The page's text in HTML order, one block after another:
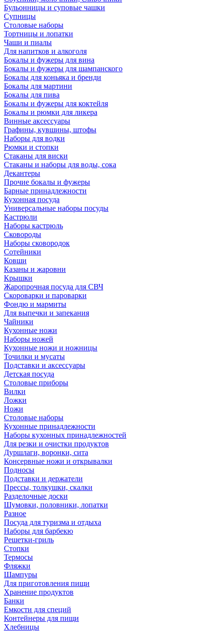
Бульонницы и суповые чашки
Супницы
Столовые наборы
Тортницы и лопатки
Чаши и пиалы
Для напитков и алкоголя
Бокалы и фужеры для вина
Бокалы и фужеры для шампанского
Бокалы для коньяка и бренди
Бокалы для мартини
Бокалы для пива
Бокалы и фужеры для коктейля
Бокалы и рюмки для ликера
Винные аксессуары
Графины, кувшины, штофы
Наборы для водки
Рюмки и стопки
Стаканы для виски
Стаканы и наборы для воды, сока
Декантеры
Прочие бокалы и фужеры
Барные принадлежности
Кухонная посуда
Универсальные наборы посуды
Кастрюли
Наборы кастрюль
Сковороды
Наборы сковородок
Сотейники
Ковши
Казаны и жаровни
Крышки
Жаропрочная посуда для СВЧ
Скороварки и пароварки
Фондю и мармиты
Для выпечки и запекания
Чайники
Кухонные ножи
Наборы ножей
Кухонные ножи и ножницы
Точилки и мусаты
Подставки и аксессуары
Детская посуда
Столовые приборы
Вилки
Ложки
Ножи
Столовые наборы
Кухонные принадлежности
Наборы кухонных принадлежностей
Для резки и очистки продуктов
Дуршлаги, воронки, сита
Консервные ножи и открывалки
Подносы
Подставки и держатели
Прессы, толкушки, скалки
Разделочные доски
Шумовки, половники, лопатки
Разное
Посуда для туризма и отдыха
Наборы для барбекю
Решетки-гриль
Стопки
Термосы
Фляжки
Шампуры
Для приготовления пищи
Хранение продуктов
Банки
Емкости для специй
Контейнеры для пищи
Хлебницы